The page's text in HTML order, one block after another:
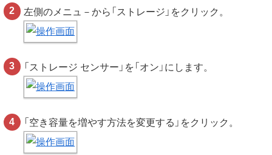
左側のメニュ－から「ストレージ」をクリック。
「ストレージ センサー」を「オン」にします。
「空き容量を増やす方法を変更する」をクリック。